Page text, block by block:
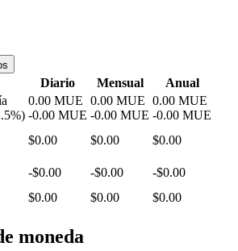
Diario Mensual
Anual
%)
0.00 MUE
-0.00 MUE
0.00 MUE
-0.00 MUE
0.00 MUE
-0.00 MUE
$0.00 $0.00
$0.00
-$0.00 -$0.00 -$0.00
$0.00 $0.00 $0.00
moneda